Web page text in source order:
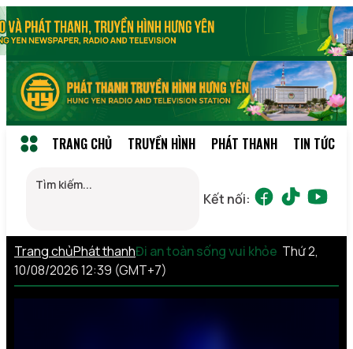
TRANG CHỦ TRUYỀN HÌNH PHÁT THANH TIN TỨC
Kết nối:
Trang chủPhát thanhĐi an toàn sống vui khỏe Thứ 2,
10/08/2026 12:39 (GMT+7)